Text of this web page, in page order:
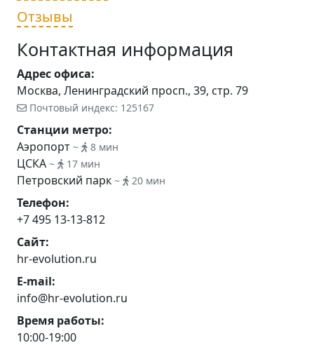
Отзывы
Контактная информация
Адрес офиса:
Москва, Ленинградский просп., 39, стр. 79
Почтовый индекс: 125167
Станции метро:
Аэропорт ~ 8 мин
ЦСКА ~ 17 мин
Петровский парк ~ 20 мин
Телефон:
+7 495 13-13-812
Сайт:
hr-evolution.ru
E-mail:
info@hr-evolution.ru
Время работы:
10:00-19:00